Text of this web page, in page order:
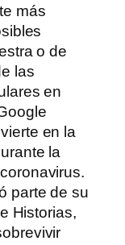
más
o de
las
en
en la
la
parte de su
Historias,